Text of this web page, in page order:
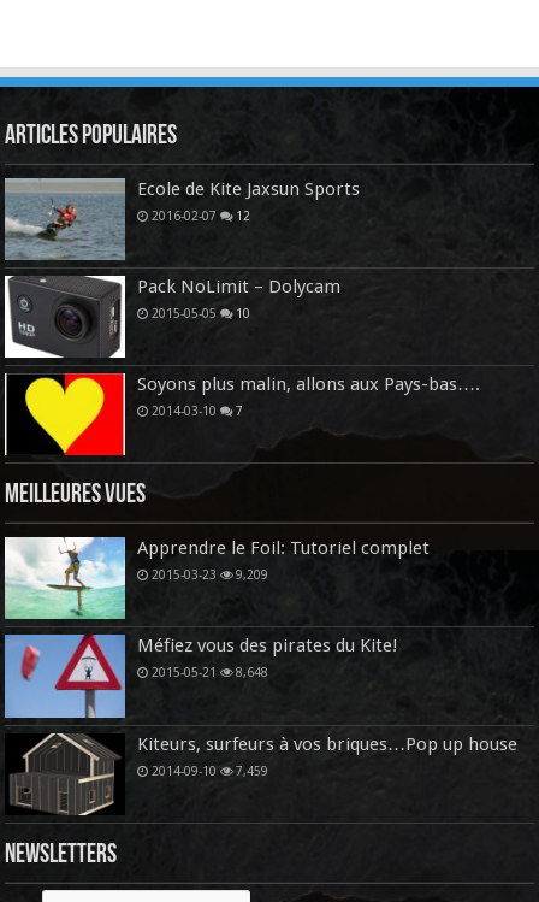
Articles Populaires
Ecole de Kite Jaxsun Sports
2016-02-07 12
Pack NoLimit – Dolycam
2015-05-05 10
Soyons plus malin, allons aux Pays-bas….
2014-03-10 7
Meilleures vues
Apprendre le Foil: Tutoriel complet
2015-03-23 9,209
Méfiez vous des pirates du Kite!
2015-05-21 8,648
Kiteurs, surfeurs à vos briques…Pop up house
2014-09-10 7,459
Newsletters